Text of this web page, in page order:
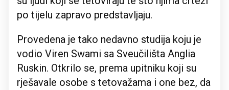
po tijelu zapravo predstavljaju.
Provedena je tako nedavno studija koju je
vodio Viren Swami sa Sveučilišta Anglia
Ruskin. Otkrilo se, prema upitniku koji su
rješavale osobe s tetovažama i one bez, da